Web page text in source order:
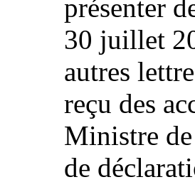
présenter
30 juillet
autres
reçu des
Ministre
de